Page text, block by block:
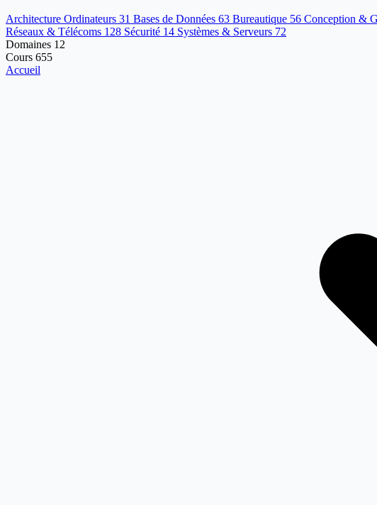
Architecture Ordinateurs 31 Bases de Données 63 Bureautique 56 Conception &
Réseaux & Télécoms 128 Sécurité 14 Systèmes & Serveurs 72
Domaines 12
Cours 655
Accueil